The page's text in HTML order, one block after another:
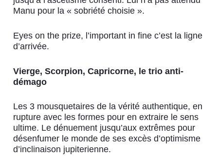
Manu pour la « sobriété choisie ».
Eyes on the prize, l’important in fine c’est la ligne
d’arrivée.
Vierge, Scorpion, Capricorne, le trio anti-
démago
Les 3 mousquetaires de la vérité authentique, en
rupture avec les formes pour en extraire le sens
ultime. Le dénuement jusqu’aux extrêmes pour
désenfumer le monde de ses excès d’optimisme
d’inclinaison jupiterienne.